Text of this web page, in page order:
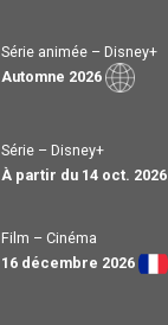
Série animée – Disney+
Automne 2026
Série – Disney+
À partir du 14 oct. 2026
Film – Cinéma
16 décembre 2026